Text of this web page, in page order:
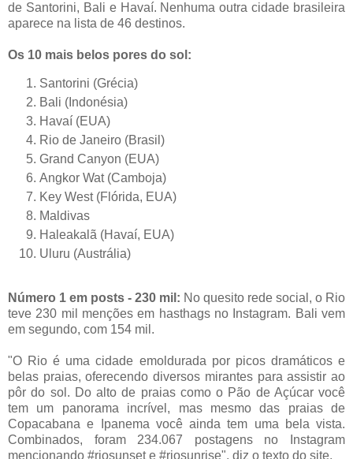
de Santorini, Bali e Havaí. Nenhuma outra cidade brasileira
aparece na lista de 46 destinos.
Os 10 mais belos pores do sol:
Santorini (Grécia)
Bali (Indonésia)
Havaí (EUA)
Rio de Janeiro (Brasil)
Grand Canyon (EUA)
Angkor Wat (Camboja)
Key West (Flórida, EUA)
Maldivas
Haleakalã (Havaí, EUA)
Uluru (Austrália)
Número 1 em posts - 230 mil: No quesito rede social, o Rio
teve 230 mil menções em hasthags no Instagram. Bali vem
em segundo, com 154 mil.
"O Rio é uma cidade emoldurada por picos dramáticos e
belas praias, oferecendo diversos mirantes para assistir ao
pôr do sol. Do alto de praias como o Pão de Açúcar você
tem um panorama incrível, mas mesmo das praias de
Copacabana e Ipanema você ainda tem uma bela vista.
Combinados, foram 234.067 postagens no Instagram
mencionando #riosunset e #riosunrise", diz o texto do site.